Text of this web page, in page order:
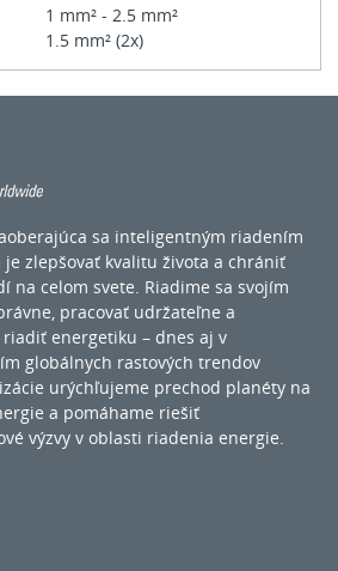
1 mm² - 2.5 mm²
1.5 mm² (2x)
sa inteligentným riadením
zlepšovať kvalitu života a chrániť
na celom svete. Riadime sa svojím
pracovať udržateľne a
energetiku – dnes aj v
globálnych rastových trendov
urýchľujeme prechod planéty na
a pomáhame riešiť
výzvy v oblasti riadenia energie.